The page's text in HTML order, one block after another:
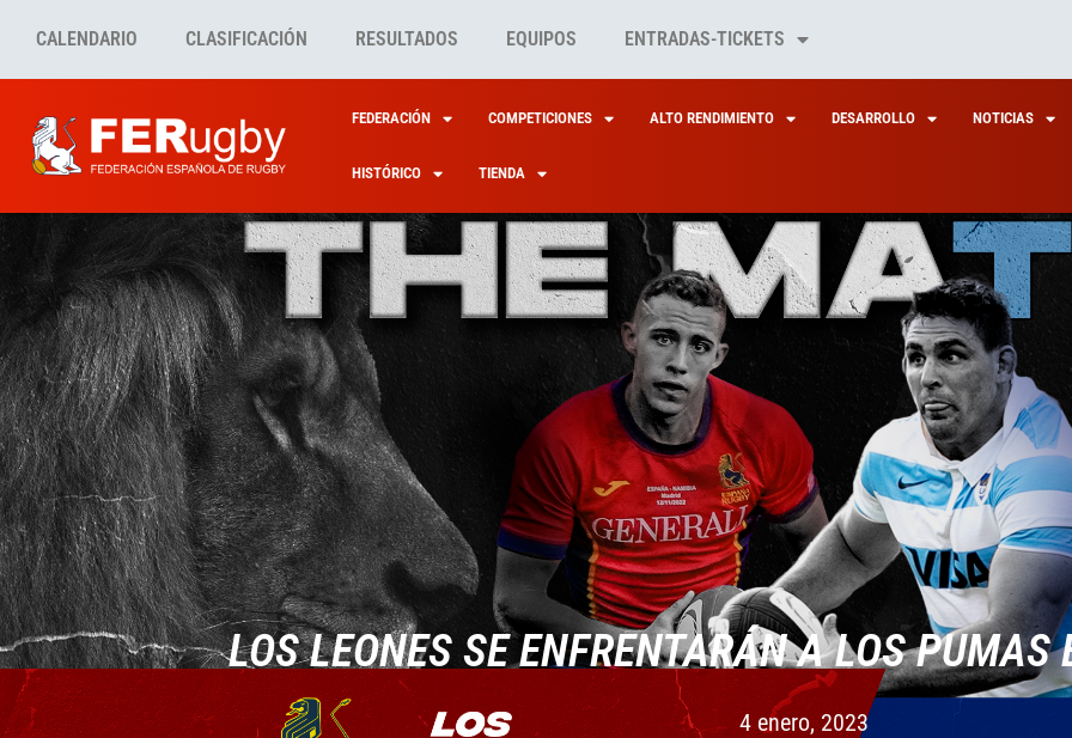
CALENDARIO CLASIFICACIÓN RESULTADOS EQUIPOS ENTRADAS-TICKETS
FEDERACIÓN COMPETICIONES ALTO RENDIMIENTO DESARROLLO NOTICIAS
HISTÓRICO TIENDA
LOS LEONES SE ENFRENTARÁN A LOS PUMAS
4 enero, 2023